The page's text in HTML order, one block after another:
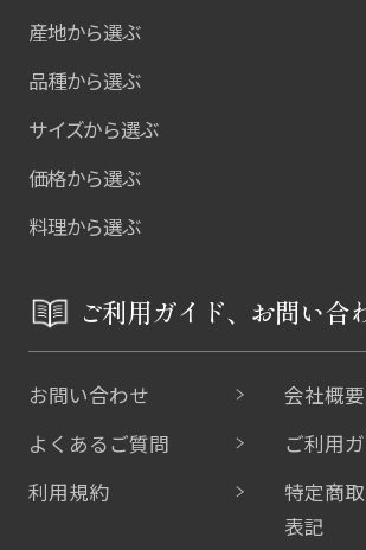
産地から選ぶ
品種から選ぶ
サイズから選ぶ
価格から選ぶ
料理から選ぶ
ご利用ガイド、お問い合
お問い合わせ
会社概要
よくあるご質問
ご利用
利用規約
特定商
表記